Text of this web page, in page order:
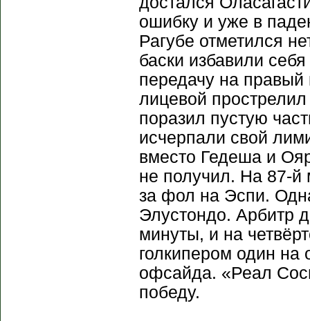
ошибку и уже в
Рагубе отметился
баски избавили
передачу на
лицевой
поразил пустую
исчерпали свой
вместо Гедеша и
не получил. На 87-й
за фол на Эспи.
Элустондо. Арбитр
минуты, и на
голкипером один на
офсайда. «Реал
победу.